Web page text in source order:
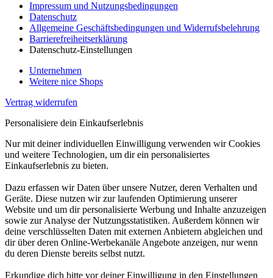
Impressum und Nutzungsbedingungen
Datenschutz
Allgemeine Geschäftsbedingungen und Widerrufsbelehrung
Barrierefreiheitserklärung
Datenschutz-Einstellungen
Unternehmen
Weitere nice Shops
Vertrag widerrufen
Personalisiere dein Einkaufserlebnis
Nur mit deiner individuellen Einwilligung verwenden wir Cookies
und weitere Technologien, um dir ein personalisiertes
Einkaufserlebnis zu bieten.
Dazu erfassen wir Daten über unsere Nutzer, deren Verhalten und
Geräte. Diese nutzen wir zur laufenden Optimierung unserer
Website und um dir personalisierte Werbung und Inhalte anzuzeigen
sowie zur Analyse der Nutzungsstatistiken. Außerdem können wir
deine verschlüsselten Daten mit externen Anbietern abgleichen und
dir über deren Online-Werbekanäle Angebote anzeigen, nur wenn
du deren Dienste bereits selbst nutzt.
Erkundige dich bitte vor deiner Einwilligung in den Einstellungen